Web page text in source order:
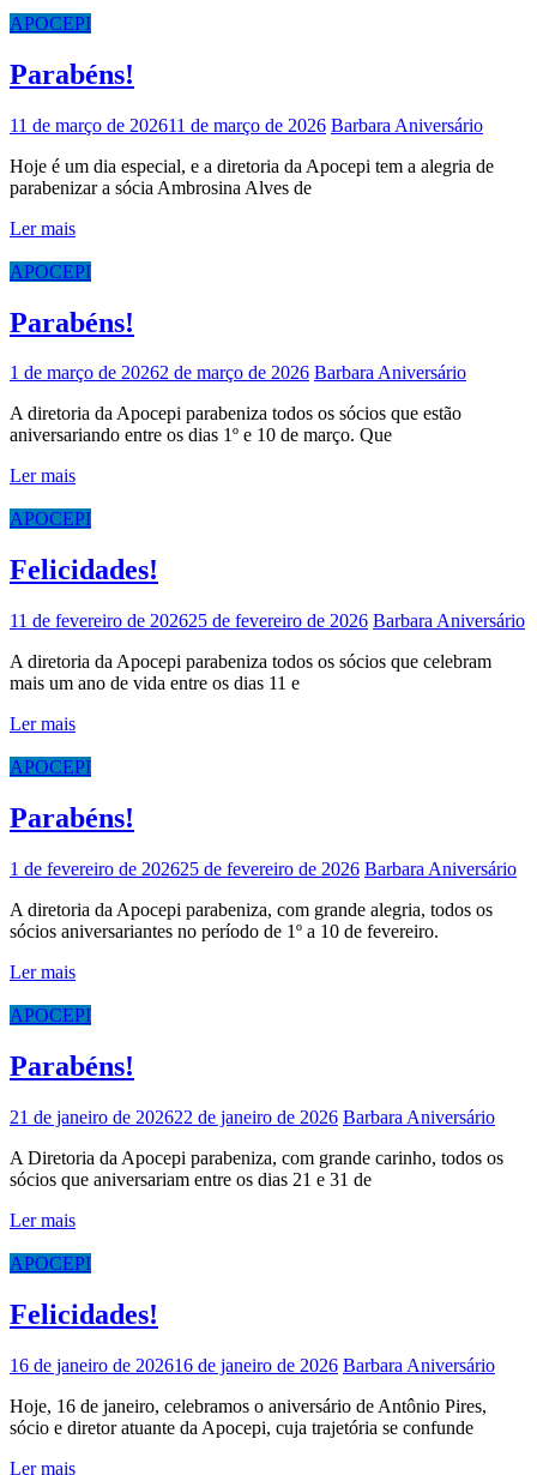
APOCEPI
Parabéns!
11 de março de 202611 de março de 2026 Barbara Aniversário
Hoje é um dia especial, e a diretoria da Apocepi tem a alegria de
parabenizar a sócia Ambrosina Alves de
Ler mais
APOCEPI
Parabéns!
1 de março de 20262 de março de 2026 BarbaraAniversário
A diretoria da Apocepi parabeniza todos os sócios que estão
aniversariando entre os dias 1º e 10 de março. Que
Ler mais
APOCEPI
Felicidades!
11 de fevereiro de 202625 de fevereiro de 2026 Barbara Aniversário
A diretoria da Apocepi parabeniza todos os sócios que celebram
mais um ano de vida entre os dias 11 e
Ler mais
APOCEPI
Parabéns!
1 de fevereiro de 202625 de fevereiro de 2026 Barbara Aniversário
A diretoria da Apocepi parabeniza, com grande alegria, todos os
sócios aniversariantes no período de 1º a 10 de fevereiro.
Ler mais
APOCEPI
Parabéns!
21 de janeiro de 202622 de janeiro de 2026 Barbara Aniversário
A Diretoria da Apocepi parabeniza, com grande carinho, todos os
sócios que aniversariam entre os dias 21 e 31 de
Ler mais
APOCEPI
Felicidades!
16 de janeiro de 202616 de janeiro de 2026 Barbara Aniversário
Hoje, 16 de janeiro, celebramos o aniversário de Antônio Pires,
sócio e diretor atuante da Apocepi, cuja trajetória se confunde
Ler mais